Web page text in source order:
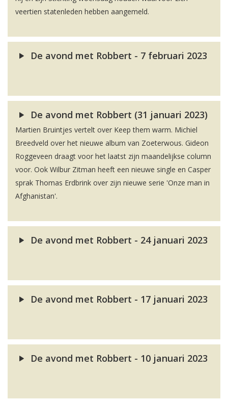
veertien statenleden hebben aangemeld.
De avond met Robbert - 7 februari 2023
De avond met Robbert (31 januari 2023)
Martien Bruintjes vertelt over Keep them warm. Michiel
Breedveld over het nieuwe album van Zoeterwous. Gideon
Roggeveen draagt voor het laatst zijn maandelijkse column
voor. Ook Wilbur Zitman heeft een nieuwe single en Casper
sprak Thomas Erdbrink over zijn nieuwe serie 'Onze man in
Afghanistan'.
De avond met Robbert - 24 januari 2023
De avond met Robbert - 17 januari 2023
De avond met Robbert - 10 januari 2023